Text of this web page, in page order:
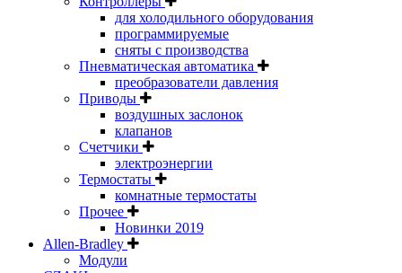
для холодильного оборудования
программируемые
сняты с производства
Пневматическая автоматика
преобразователи давления
Приводы
воздушных заслонок
клапанов
Счетчики
электроэнергии
Термостаты
комнатные термостаты
Прочее
Новинки 2019
Allen-Bradley
Модули